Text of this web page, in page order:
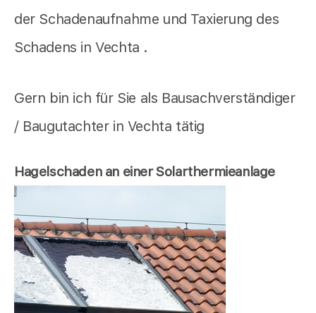
der Schadenaufnahme und Taxierung des
Schadens in Vechta .
Gern bin ich für Sie als Bausachverständiger
/ Baugutachter in Vechta tätig
Hagelschaden an einer Solarthermieanlage